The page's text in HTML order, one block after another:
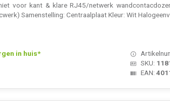
voor kant & klare RJ45/netwerk
Samenstelling: Centraalplaat Kleur: Wit
SKU:
EAN:
in huis*